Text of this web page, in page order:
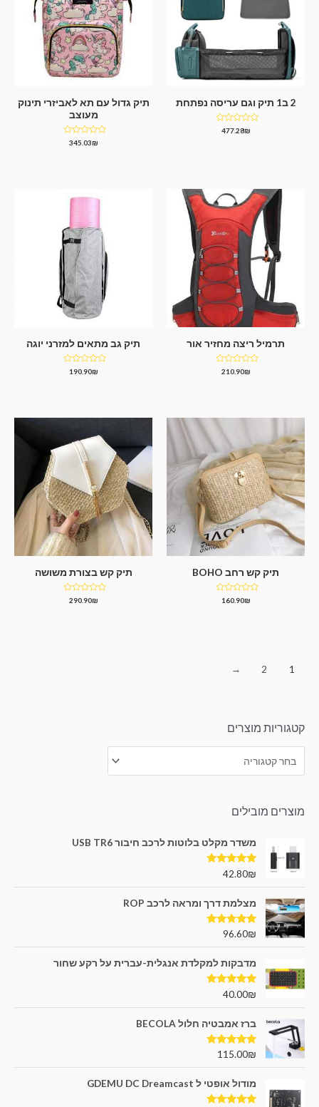
קטגוריות מוצרים
מוצרים מובילים
משדר מקלט בלוטות לרכב חיבור USB TR6
דורג5.00
42.80₪
מצלמת דרך ומראה לרכב ROP
דורג5.00
96.60₪
מדבקות למקלדת אנגלית-עברית על רקע שחור
דורג5.00
40.00₪
ברז אמבטיה חלול BECOLA
דורג5.00
115.00₪
מודול אופטי ל GDEMU DC Dreamcast
2 ב1 תיק וגם עריסה נפתחת
דורג477.28₪
תיק גדול עם תא לאביזרי תינוק
מעוצב
דורג345.03₪
תרמיל ריצה מחזיר אור
דורג210.90₪
תיק גב מתאים למזרני יוגה
דורג190.90₪
תיק קש רחב BOHO
דורג160.90₪
תיק קש בצורת משושה
דורג290.90₪
1
2
←